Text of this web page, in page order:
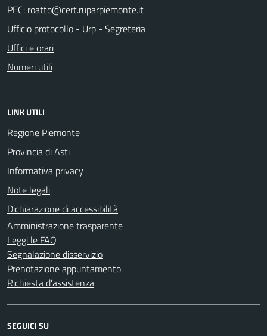
PEC:
Ufficio protocollo - Urp - Segreteria
Uffici e orari
Numeri utili
LINK UTILI
Regione Piemonte
Provincia di Asti
Informativa privacy
Note legali
Dichiarazione di accessibilità
Amministrazione trasparente
Leggi le FAQ
Segnalazione disservizio
Prenotazione appuntamento
Richiesta d'assistenza
SEGUICI SU